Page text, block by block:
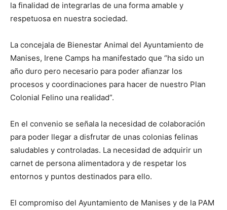
la finalidad de integrarlas de una forma amable y
respetuosa en nuestra sociedad.
La concejala de Bienestar Animal del Ayuntamiento de
Manises, Irene Camps ha manifestado que “ha sido un
año duro pero necesario para poder afianzar los
procesos y coordinaciones para hacer de nuestro Plan
Colonial Felino una realidad”.
En el convenio se señala la necesidad de colaboración
para poder llegar a disfrutar de unas colonias felinas
saludables y controladas. La necesidad de adquirir un
carnet de persona alimentadora y de respetar los
entornos y puntos destinados para ello.
El compromiso del Ayuntamiento de Manises y de la PAM